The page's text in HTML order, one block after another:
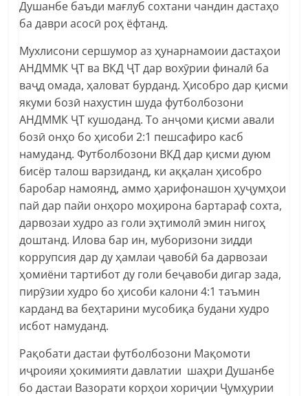
Душанбе баъди мағлуб сохтани чандин дастаҳо
ба даври асосӣ роҳ ёфтанд.
Мухлисони сершумор аз ҳунарнамоии дастаҳои
АНДММК ҶТ ва ВКД ҶТ дар вохӯрии финалӣ ба
ваҷд омада, ҳаловат бурданд. Ҳисобро дар қисми
якуми бозӣ нахустин шуда футболбозони
АНДММК ҶТ кушоданд. То анҷоми қисми авали
бозӣ онҳо бо ҳисоби 2:1 пешсафиро касб
намуданд. Футболбозони ВКД дар қисми дуюм
бисёр талош варзиданд, ки аққалан ҳисобро
баробар намоянд, аммо ҳарифонашон ҳуҷумҳои
пай дар пайи онҳоро моҳирона бартараф сохта,
дарвозаи худро аз голи эҳтимолӣ эмин нигоҳ
доштанд. Илова бар ин, муборизони зидди
коррупсия дар ду ҳамлаи ҷавобӣ ба дарвозаи
ҳомиёни тартибот ду голи беҷавоби дигар зада,
пирӯзии худро бо ҳисоби калони 4:1 таъмин
карданд ва беҳтарини мусобиқа будани худро
исбот намуданд.
Рақобати дастаи футболбозони Мақомоти
иҷроияи ҳокимияти давлатии шаҳри Душанбе
бо дастаи Вазорати корҳои хориҷии Ҷумҳурии